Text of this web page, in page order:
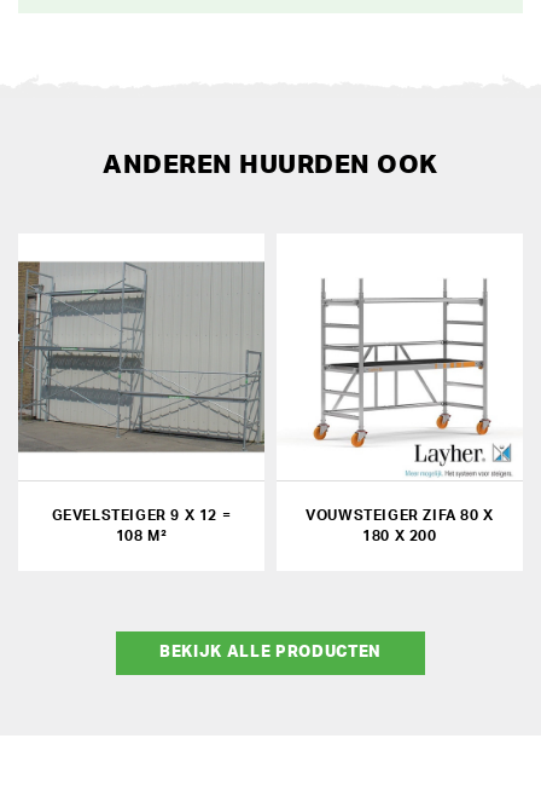
ANDEREN HUURDEN OOK
GEVELSTEIGER 9 X 12 =
108 M²
VOUWSTEIGER ZIFA 80 X
180 X 200
BEKIJK ALLE PRODUCTEN